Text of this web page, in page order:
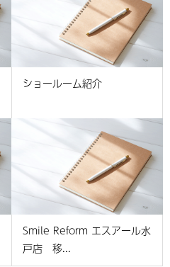
ショールーム紹介
Smile Reform エスアール水
戸店 移...